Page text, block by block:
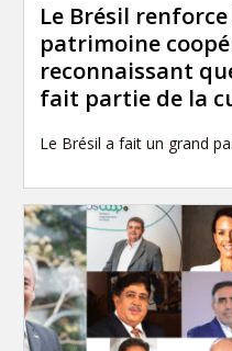
Le Brésil renforce
patrimoine
reconnaissant
fait partie de la
Le Brésil a fait un grand